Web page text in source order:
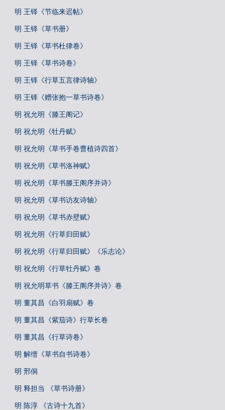
明 王铎《节临来迟帖》
明 王铎《草书册》
明 王铎《草书杜律卷》
明 王铎《草书诗卷》
明 王铎《行草五言律诗轴》
明 王铎《赠张抱一草书诗卷》
明 祝允明《滕王阁记》
明 祝允明《牡丹赋》
明 祝允明《草书手卷曹植诗四首》
明 祝允明《草书洛神赋》
明 祝允明《草书滕王阁序并诗》
明 祝允明《草书访友诗轴》
明 祝允明《草书赤壁赋》
明 祝允明《行草归田赋》
明 祝允明《行草归田赋》《乐志论》
明 祝允明《行草牡丹赋》卷
明 祝允明草书《滕王阁序并诗》卷
明 董其昌《白羽扇赋》卷
明 董其昌《紫茄诗》行草长卷
明 董其昌《行草诗卷》
明 解缙《草书自书诗卷》
明 邢侗
明 释担当 《草书诗册》
明 陈淳 《古诗十九首》